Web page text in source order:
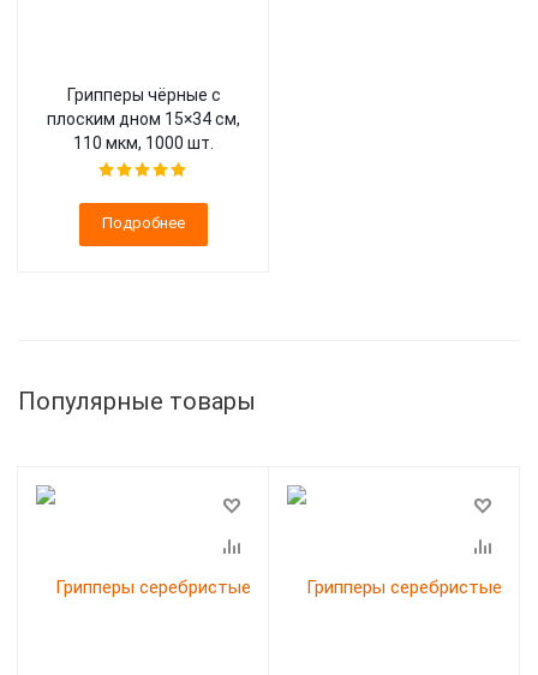
Грипперы чёрные с
плоским дном 15×34 см,
110 мкм, 1000 шт.
Подробнее
Популярные товары